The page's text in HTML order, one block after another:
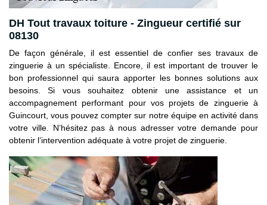
DH Tout travaux toiture - Zingueur certifié sur
08130
De façon générale, il est essentiel de confier ses travaux de
zinguerie à un spécialiste. Encore, il est important de trouver le
bon professionnel qui saura apporter les bonnes solutions aux
besoins. Si vous souhaitez obtenir une assistance et un
accompagnement performant pour vos projets de zinguerie à
Guincourt, vous pouvez compter sur notre équipe en activité dans
votre ville. N’hésitez pas à nous adresser votre demande pour
obtenir l’intervention adéquate à votre projet de zinguerie.